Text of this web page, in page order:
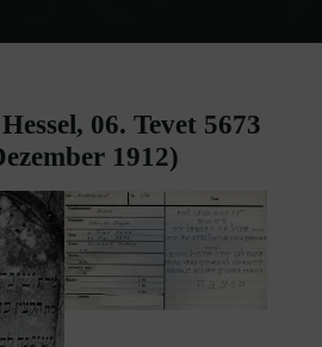
06. Tevet 5673
1912)